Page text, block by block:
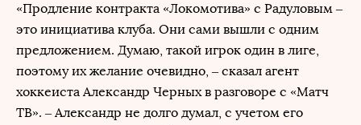
«Продление контракта «Локомотива» с Радуловым –
это инициатива клуба. Они сами вышли с одним
предложением. Думаю, такой игрок один в лиге,
поэтому их желание очевидно, – сказал агент
хоккеиста Александр Черных в разговоре с «Матч
ТВ». – Александр не долго думал, с учетом его